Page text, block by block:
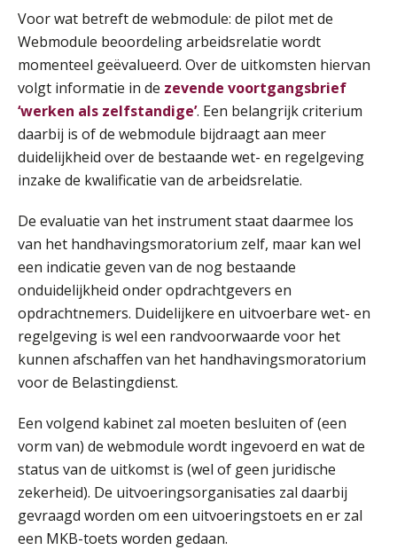
Voor wat betreft de webmodule: de pilot met de
Webmodule beoordeling arbeidsrelatie wordt
momenteel geëvalueerd. Over de uitkomsten hiervan
volgt informatie in de zevende voortgangsbrief
‘werken als zelfstandige’. Een belangrijk criterium
daarbij is of de webmodule bijdraagt aan meer
duidelijkheid over de bestaande wet- en regelgeving
inzake de kwalificatie van de arbeidsrelatie.
De evaluatie van het instrument staat daarmee los
van het handhavingsmoratorium zelf, maar kan wel
een indicatie geven van de nog bestaande
onduidelijkheid onder opdrachtgevers en
opdrachtnemers. Duidelijkere en uitvoerbare wet- en
regelgeving is wel een randvoorwaarde voor het
kunnen afschaffen van het handhavingsmoratorium
voor de Belastingdienst.
Een volgend kabinet zal moeten besluiten of (een
vorm van) de webmodule wordt ingevoerd en wat de
status van de uitkomst is (wel of geen juridische
zekerheid). De uitvoeringsorganisaties zal daarbij
gevraagd worden om een uitvoeringstoets en er zal
een MKB-toets worden gedaan.
SEP
MOCuitgevers
03
SEP
Online cursus Wwft voor salarisadministrateurs (inclusief praktijkmodellen)
MOCuitgevers
07
SEP
Online cursus Bedingen in de arbeidsovereenkomst
MOCuitgevers
08
SEP
Online Excel training voor de salarisadministrateur (verdieping)
MOCuitgevers
08
SEP
MOCuitgevers
09
SEP
Cursus Samenwerken financiële- en salarisadministratie
MOCuitgevers
16
SEP
Online cursus Disfunctionerende werknemer: wat nu?
MOCuitgevers
17
SEP
Training Grenzen aangeven met zelfvertrouwen en respect
MOCuitgevers